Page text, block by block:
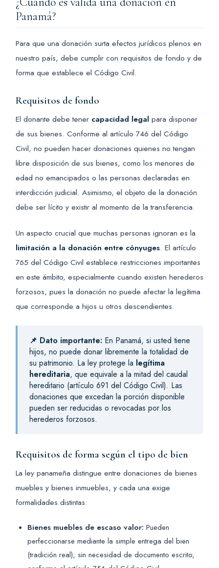
Panamá?
Para que una donación surta efectos jurídicos plenos en
nuestro país, debe cumplir con requisitos de fondo y de
forma que establece el Código Civil.
Requisitos de fondo
El donante debe tener capacidad legal para disponer
de sus bienes. Conforme al artículo 746 del Código
Civil, no pueden hacer donaciones quienes no tengan
libre disposición de sus bienes, como los menores de
edad no emancipados o las personas declaradas en
interdicción judicial. Asimismo, el objeto de la donación
debe ser lícito y existir al momento de la transferencia.
Un aspecto crucial que muchas personas ignoran es la
limitación a la donación entre cónyuges. El artículo
765 del Código Civil establece restricciones importantes
en este ámbito, especialmente cuando existen herederos
forzosos, pues la donación no puede afectar la legítima
que corresponde a hijos u otros descendientes.
📌 Dato importante: En Panamá, si usted tiene
hijos, no puede donar libremente la totalidad de
su patrimonio. La ley protege la legítima
hereditaria, que equivale a la mitad del caudal
hereditario (artículo 691 del Código Civil). Las
donaciones que excedan la porción disponible
pueden ser reducidas o revocadas por los
herederos forzosos.
Requisitos de forma según el tipo de bien
La ley panameña distingue entre donaciones de bienes
muebles y bienes inmuebles, y cada una exige
formalidades distintas:
Bienes muebles de escaso valor: Pueden
perfeccionarse mediante la simple entrega del bien
(tradición real), sin necesidad de documento escrito,